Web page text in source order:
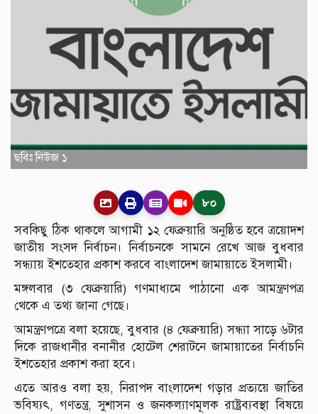
ছবিঃ নিউজ ১
৮০
সবকিছু ঠিক থাকলে আগামী ১২ ফেব্রুয়ারি অনুষ্ঠিত হবে ত্রয়োদশ
জাতীয় সংসদ নির্বাচন। নির্বাচনকে সামনে রেখে আজ বুধবার
সন্ধ্যায় ইশতেহার প্রকাশ করবে বাংলাদেশ জামায়াতে ইসলামী।
মঙ্গলবার (৩ ফেব্রুয়ারি) গণমাধ্যমে পাঠানো এক আমন্ত্রণপত্র
থেকে এ তথ্য জানা গেছে।
আমন্ত্রণপত্রে বলা হয়েছে, বুধবার (৪ ফেব্রুয়ারি) সন্ধ্যা সাড়ে ৬টার
দিকে রাজধানীর বনানীর হোটেল শেরাটনে জামায়াতের নির্বাচনি
ইশতেহার প্রকাশ করা হবে।
এতে আরও বলা হয়, নিরাপদ বাংলাদেশ গড়ার প্রত্যয়ে জাতির
ভবিষ্যৎ, গণতন্ত্র, সুশাসন ও জনকল্যাণমূলক রাষ্ট্রব্যবস্থা বিষয়ে